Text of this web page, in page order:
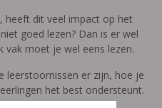
heeft dit veel impact op het
goed lezen? Dan is er wel
moet je wel eens lezen.
leerstoornissen er zijn, hoe je
het best ondersteunt.